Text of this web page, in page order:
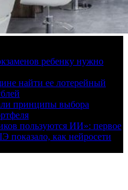
ребенку нужно
найти ее лотерейный
принципы выбора
пользуются ИИ»: первое
показало, как нейросети